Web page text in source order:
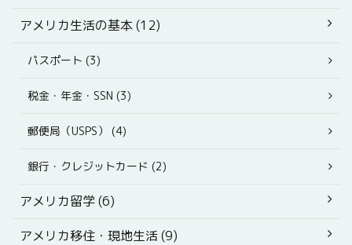
アメリカ生活の基本 (12)
パスポート (3)
税金・年金・SSN (3)
郵便局（USPS） (4)
銀行・クレジットカード (2)
アメリカ留学 (6)
アメリカ移住・現地生活 (9)